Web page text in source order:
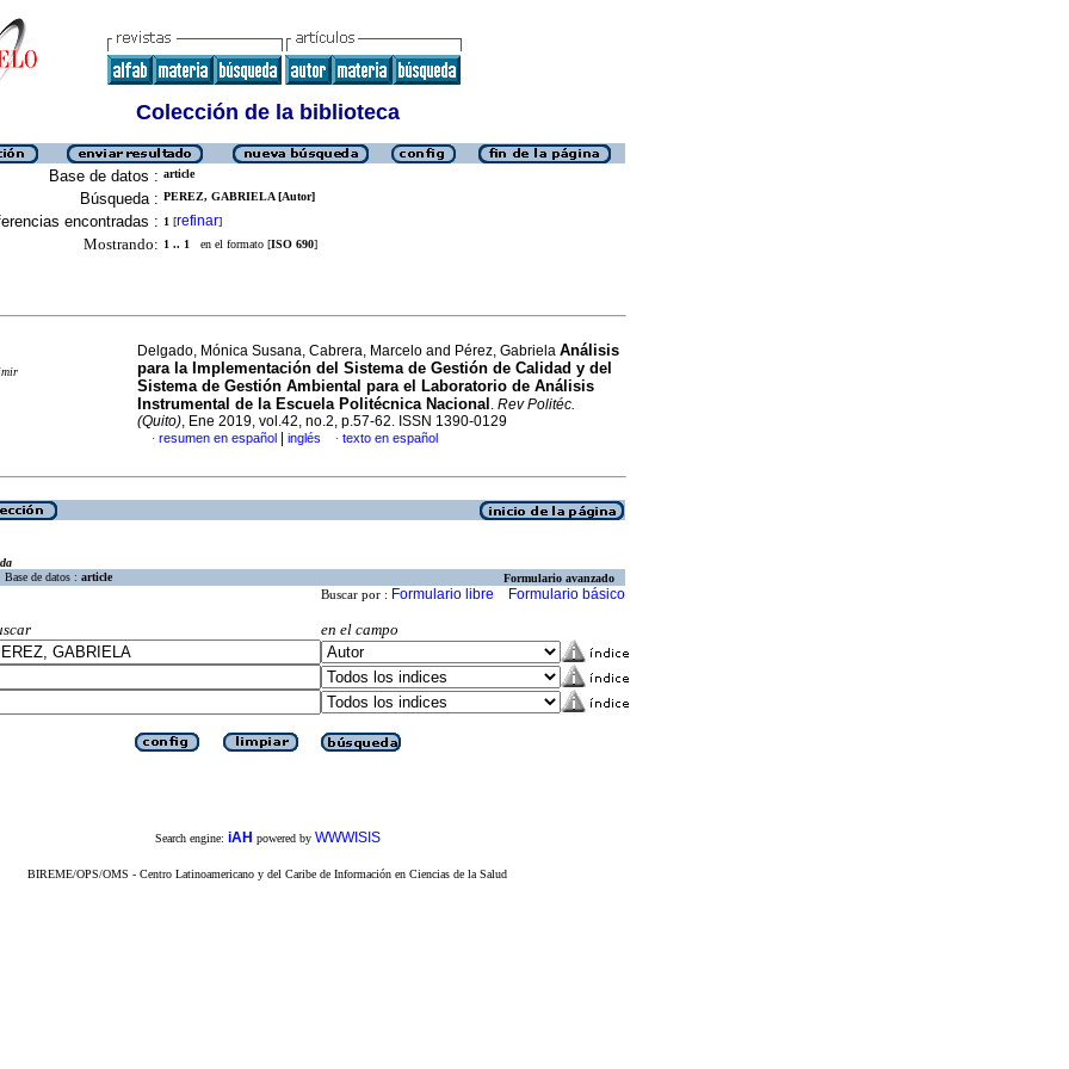
Colección de la biblioteca
Base de datos : article
Búsqueda : PEREZ, GABRIELA [Autor]
encontradas : 1 [refinar]
Mostrando: 1 .. 1 en el formato [ISO 690]
Delgado, Mónica Susana, Cabrera, Marcelo and Pérez, Gabriela Análisis
para la Implementación del Sistema de Gestión de Calidad y del
Sistema de Gestión Ambiental para el Laboratorio de Análisis
Instrumental de la Escuela Politécnica Nacional . Rev Politéc.
(Quito), Ene 2019, vol.42, no.2, p.57-62. ISSN 1390-0129
· resumen en español inglés · texto en español
Base de datos : article Formulario avanzado
Buscar por : Formulario libre Formulario básico
en el campo
Search engine: iAH powered by WWWISIS
BIREME/OPS/OMS - Centro Latinoamericano y del Caribe de Información en Ciencias de la Salud